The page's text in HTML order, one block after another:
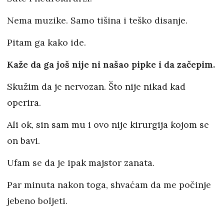
Nema muzike. Samo tišina i teško disanje.
Pitam ga kako ide.
Kaže da ga još nije ni našao pipke i da začepim.
Skužim da je nervozan. Što nije nikad kad
operira.
Ali ok, sin sam mu i ovo nije kirurgija kojom se
on bavi.
Ufam se da je ipak majstor zanata.
Par minuta nakon toga, shvaćam da me počinje
jebeno boljeti.